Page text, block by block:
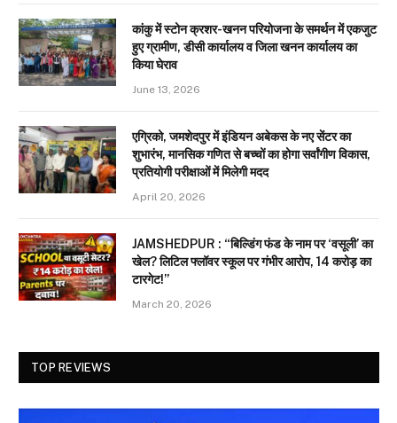
कांकु में स्टोन क्रशर-खनन परियोजना के समर्थन में एकजुट
हुए ग्रामीण, डीसी कार्यालय व जिला खनन कार्यालय का
किया घेराव
June 13, 2026
एग्रिको, जमशेदपुर में इंडियन अबेकस के नए सेंटर का
शुभारंभ, मानसिक गणित से बच्चों का होगा सर्वांगीण विकास,
प्रतियोगी परीक्षाओं में मिलेगी मदद
April 20, 2026
JAMSHEDPUR : “बिल्डिंग फंड के नाम पर ‘वसूली’ का
खेल? लिटिल फ्लॉवर स्कूल पर गंभीर आरोप, 14 करोड़ का
टारगेट!”
March 20, 2026
TOP REVIEWS